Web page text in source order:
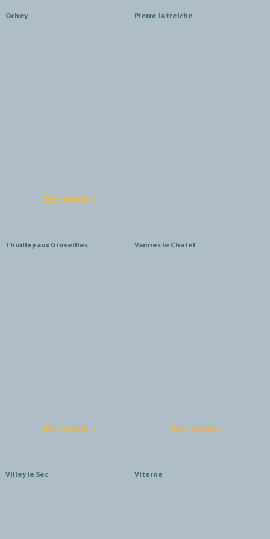
Ochey
Site Mairie >
Pierre la treiche
.
Thuilley aux Groseilles
Site Mairie >
Vannes le Chatel
Site Mairie >
Villey le Sec Viterne